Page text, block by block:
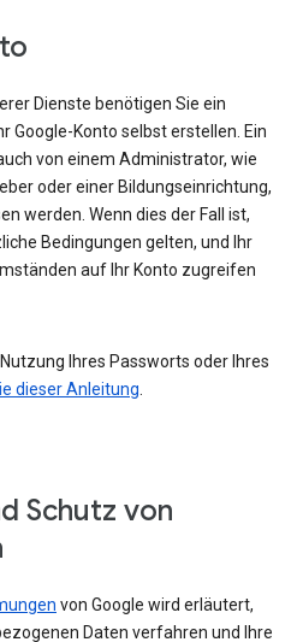
Dienste benötigen Sie ein
Google-Konto selbst erstellen. Ein
von einem Administrator, wie
oder einer Bildungseinrichtung,
werden. Wenn dies der Fall ist,
Bedingungen gelten, und Ihr
auf Ihr Konto zugreifen
Ihres Passworts oder Ihres
dieser Anleitung.
Schutz von
von Google wird erläutert,
Daten verfahren und Ihre